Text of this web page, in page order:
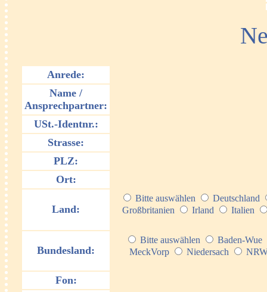
Anrede:
Name /
Ansprechpartner:
USt.-Identnr.:
Strasse:
PLZ:
Ort:
Land:
Bitte auswählen
Deutschland
Großbritanien
Irland Italien
Bundesland:
Bitte auswählen
Baden-Wue
MeckVorp
Niedersach
Fon: